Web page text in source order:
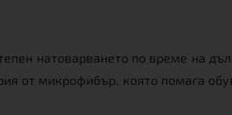
натоварването по време на
от микрофибър, която помага